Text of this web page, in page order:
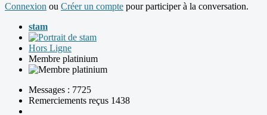
Connexion ou Créer un compte pour participer à la conversation.
stam
Hors Ligne
Membre platinium
Messages : 7725
Remerciements reçus 1438